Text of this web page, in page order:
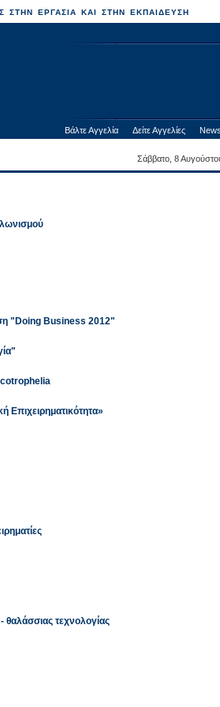
ΣΤΗΝ ΕΡΓΑΣΙΑ ΚΑΙ ΣΤΗΝ ΕΚΠΑΙΔΕΥΣΗ
Βάλτε Αγγελία Δείτε Αγγελίες
Σάββατο, 8
"Doing Business 2012"
Επιχειρηματικότητα»
τεχνολογίας